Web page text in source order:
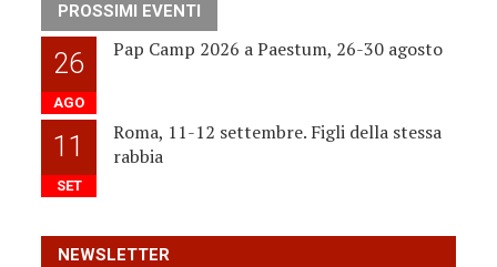
PROSSIMI EVENTI
26
AGO
Pap Camp 2026 a Paestum, 26-30 agosto
11
SET
Roma, 11-12 settembre. Figli della stessa
rabbia
NEWSLETTER